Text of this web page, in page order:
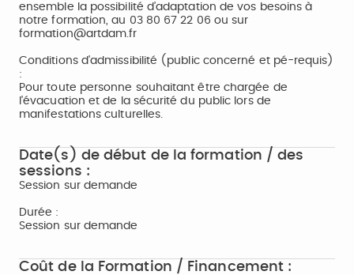
ensemble la possibilité d’adaptation de vos besoins à
notre formation, au 03 80 67 22 06 ou sur
formation@artdam.fr
Conditions d'admissibilité (public concerné et pé-requis)
:
Pour toute personne souhaitant être chargée de
l'évacuation et de la sécurité du public lors de
manifestations culturelles.
Date(s) de début de la formation / des
sessions :
Session sur demande
Durée :
Session sur demande
Coût de la Formation / Financement :